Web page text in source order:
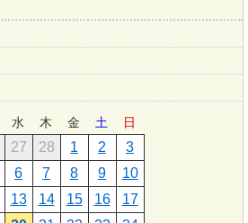
水 木 金 土 日
27 28 1 2
3
6 7 8 9
10
13 14 15 16
17